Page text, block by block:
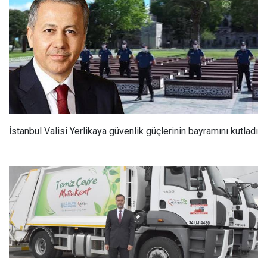
İstanbul Valisi Yerlikaya güvenlik güçlerinin bayramını kutladı